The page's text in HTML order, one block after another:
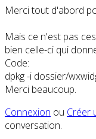
Merci tout d'abord
Mais ce n'est pas
bien celle-ci qui
Code:
dpkg -i dossier/
Merci beaucoup.
Connexion ou Créer
conversation.